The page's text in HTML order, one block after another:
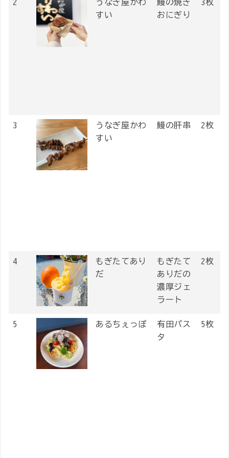
2
うなぎ屋かわ
すい
鰻の焼き
おにぎり
3枚
3
うなぎ屋かわ
すい
鰻の肝串 2枚
4
もぎたてあり
だ
もぎたて
ありだの
濃厚ジェ
ラート
2枚
5 あるちぇっぽ
有田パス
タ
5枚